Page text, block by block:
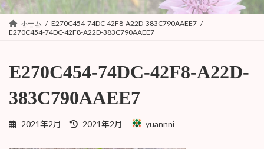
ッ
移
ホーム
E270C454-74DC-42F8-A22D-383C790AAEE7
E270C454-74DC-42F8-A22D-383C790AAEE7
E270C454-74DC-42F8-A22D-
383C790AAEE7
2021年2月
最
2021年2月 yuannni